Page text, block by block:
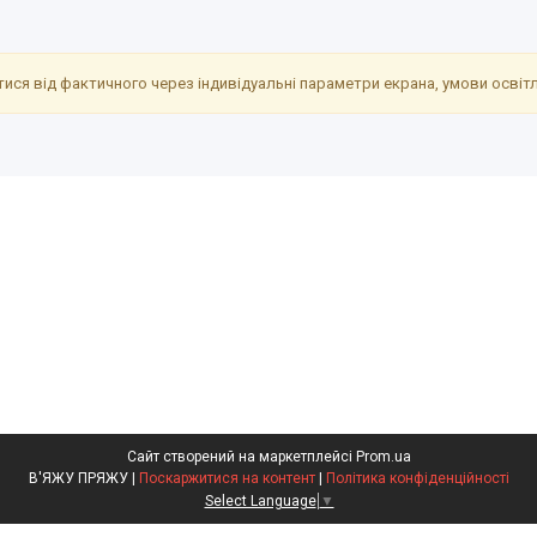
від фактичного через індивідуальні параметри екрана, умови
Сайт створений на маркетплейсі Prom.ua
Поскаржитися на контент
Політика конфіденційності
Select Language ▼